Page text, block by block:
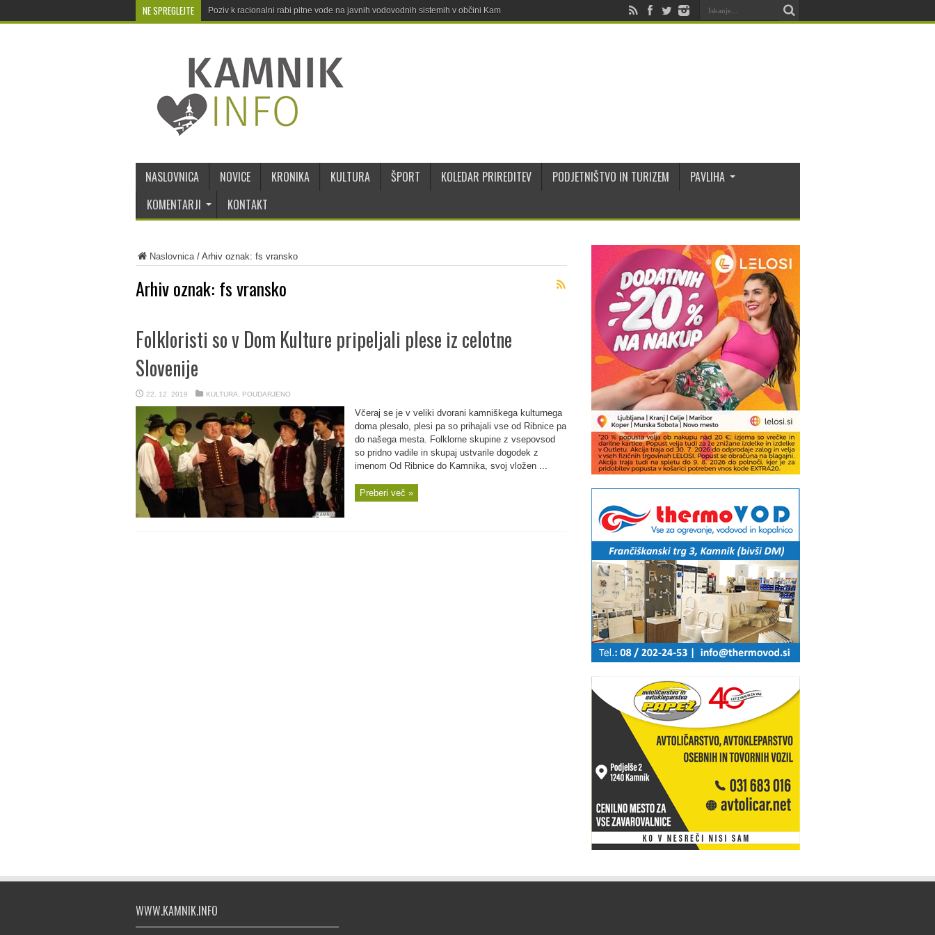
NE SPREGLEJTE Poziv k racionalni rabi pitne vode na javnih vodovodnih sistemih v občini Kamnik
NASLOVNICA NOVICE KRONIKA KULTURA ŠPORT KOLEDAR PRIREDITEV PODJETNIŠTVO IN TURIZEM
PAVLIHA
KOMENTARJI
KONTAKT
Naslovnica/ Arhiv oznak: fs vransko
Arhiv oznak: fs vransko
Folkloristi so v Dom Kulture pripeljali plese iz celotne
Slovenije
22. 12. 2019 KULTURA POUDARJENO
Včeraj se je v veliki dvorani kamniškega kulturnega
doma plesalo, plesi pa so prihajali vse od Ribnice pa
do našega mesta. Folklorne skupine z vsepovsod
so pridno vadile in skupaj ustvarile dogodek z
imenom Od Ribnice do Kamnika, svoj vložen ...
Preberi več »
WWW.KAMNIK.INFO